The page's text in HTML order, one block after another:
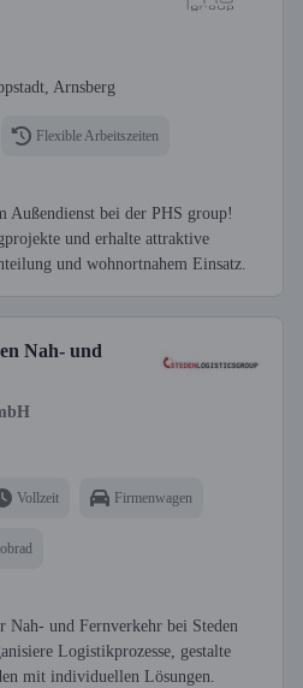
Arnsberg
Flexible Arbeitszeiten
Außendienst bei der PHS group!
und erhalte attraktive
und wohnortnahem Einsatz.
Nah- und
Vollzeit Firmenwagen
und Fernverkehr bei Steden
Logistikprozesse, gestalte
mit individuellen Lösungen.